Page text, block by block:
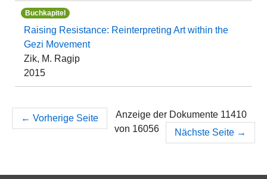
Buchkapitel
Raising Resistance: Reinterpreting Art within the
Gezi Movement
Zik, M. Ragip
2015
← Vorherige Seite
Anzeige der Dokumente 11410
von 16056
Nächste Seite →